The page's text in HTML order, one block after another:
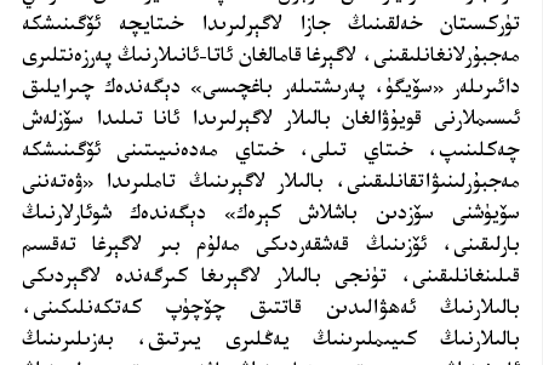
تۈركسىتان خەلقىنىڭ جازا لاگېرلىرىدا خىتايچە ئۆگىنىشكە
مەجبۇرلانغانلىقىنى، لاگېرغا قامالغان ئاتا-ئانىلارنىڭ پەرزەنتلىرى
دائىرىلەر «سۆيگۈ، پەرىشتىلەر باغچىسى» دېگەندەك چىرايلىق
ئىسىملارنى قويۇۋالغان بالىلار لاگېرلىرىدا ئانا تىلىدا سۆزلەش
چەكلىنىپ، خىتاي تىلى، خىتاي مەدەنىيىتىنى ئۆگىنىشكە
مەجبۇرلىنىۋاتقانلىقىنى، بالىلار لاگېرىنىڭ تاملىرىدا «ۋەتەننى
سۆيۈشنى سۆزدىن باشلاش كېرەك» دېگەندەك شوئارلارنىڭ
بارلىقىنى، ئۆزىنىڭ قەشقەردىكى مەلۇم بىر لاگېرغا تەقسىم
قىلىنغانلىقىنى، تۈنجى بالىلار لاگېرىغا كىرگەندە لاگېردىكى
بالىلارنىڭ ئەھۋالىدىن قاتتىق چۆچۈپ كەتكەنلىكىنى،
بالىلارنىڭ كىيىملىرىنىڭ يەڭلىرى يىرتىق، بەزىلىرىنىڭ